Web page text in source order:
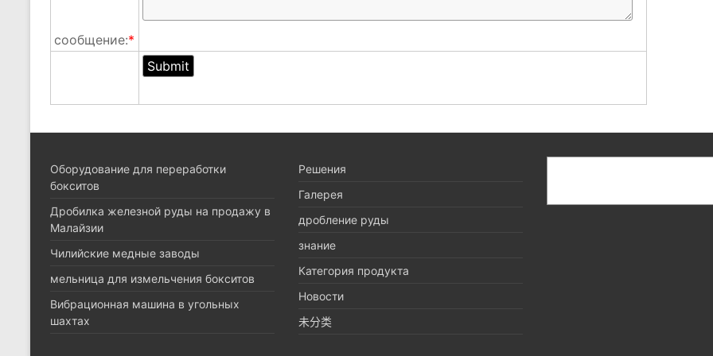
сообщение:*
Оборудование для переработки
бокситов
Дробилка железной руды на продажу в
Малайзии
Чилийские медные заводы
мельница для измельчения бокситов
Вибрационная машина в угольных
шахтах
Pешения
Галерея
дробление руды
знание
Категория продукта
Новости
未分类